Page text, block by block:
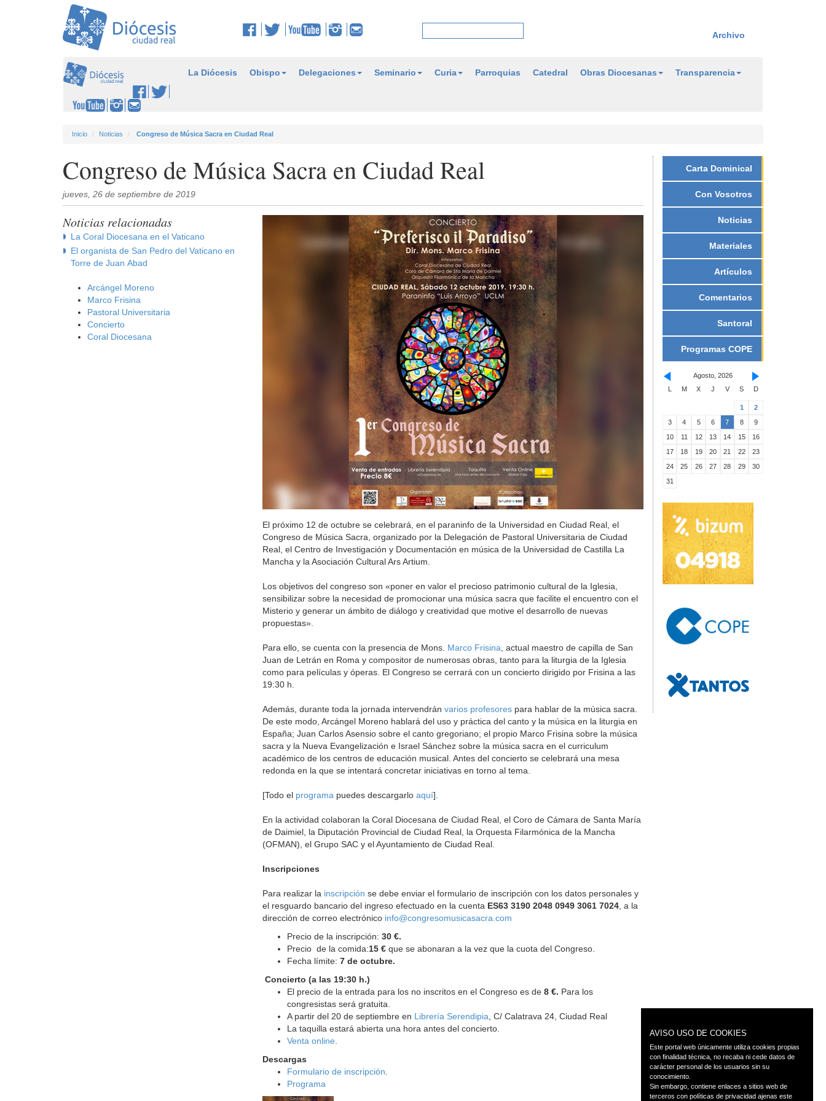
Archivo
La Diócesis Obispo Delegaciones Seminario Curia Parroquias Catedral Obras Diocesanas Transparencia
Inicio Noticias Congreso de Música Sacra en Ciudad Real
Congreso de Música Sacra en Ciudad Real
jueves, 26 de septiembre de 2019
Noticias relacionadas
La Coral Diocesana en el Vaticano
El organista de San Pedro del Vaticano en
Torre de Juan Abad
Arcángel Moreno
Marco Frisina
Pastoral Universitaria
Concierto
Coral Diocesana
El próximo 12 de octubre se celebrará, en el paraninfo de la Universidad en Ciudad Real, el
Congreso de Música Sacra, organizado por la Delegación de Pastoral Universitaria de Ciudad
Real, el Centro de Investigación y Documentación en música de la Universidad de Castilla La
Mancha y la Asociación Cultural Ars Artium.
Los objetivos del congreso son «poner en valor el precioso patrimonio cultural de la Iglesia,
sensibilizar sobre la necesidad de promocionar una música sacra que facilite el encuentro con el
Misterio y generar un ámbito de diálogo y creatividad que motive el desarrollo de nuevas
propuestas».
Para ello, se cuenta con la presencia de Mons. Marco Frisina , actual maestro de capilla de San
Juan de Letrán en Roma y compositor de numerosas obras, tanto para la liturgia de la Iglesia
como para películas y óperas. El Congreso se cerrará con un concierto dirigido por Frisina a las
19:30 h.
Además, durante toda la jornada intervendrán varios profesorespara hablar de la música sacra.
De este modo, Arcángel Moreno hablará del uso y práctica del canto y la música en la liturgia en
España; Juan Carlos Asensio sobre el canto gregoriano; el propio Marco Frisina sobre la música
sacra y la Nueva Evangelización e Israel Sánchez sobre la música sacra en el curriculum
académico de los centros de educación musical. Antes del concierto se celebrará una mesa
redonda en la que se intentará concretar iniciativas en torno al tema.
[Todo el programa puedes descargarlo aquí].
En la actividad colaboran la Coral Diocesana de Ciudad Real, el Coro de Cámara de Santa María
de Daimiel, la Diputación Provincial de Ciudad Real, la Orquesta Filarmónica de la Mancha
(OFMAN), el Grupo SAC y el Ayuntamiento de Ciudad Real.
Inscripciones
Para realizar la inscripción se debe enviar el formulario de inscripción con los datos personales y
el resguardo bancario del ingreso efectuado en la cuenta ES63 3190 2048 0949 3061 7024, a la
dirección de correo electrónico info@congresomusicasacra.com
Precio de la inscripción: 30 €.
Precio de la comida:15 €que se abonaran a la vez que la cuota del Congreso.
Fecha límite: 7 de octubre.
Concierto (a las 19:30 h.)
El precio de la entrada para los no inscritos en el Congreso es de 8 €. Para los
congresistas será gratuita.
A partir del 20 de septiembre en Librería Serendipia , C/ Calatrava 24, Ciudad Real
La taquilla estará abierta una hora antes del concierto.
Venta online
Descargas
Formulario de inscripción
Programa
Carta Dominical
Con Vosotros
Noticias
Materiales
Artículos
Comentarios
Santoral
Programas COPE
Agosto, 2026
L
M X J V S D
1
2
3
4 5 6 7 8
9
10
11 12 13 14 15
16
17
18 19 20 21 22
23
24
25 26 27 28 29
30
31
AVISO USO DE COOKIES
Este portal web únicamente utiliza cookies propias
con finalidad técnica, no recaba ni cede datos de
carácter personal de los usuarios sin su
conocimiento.
Sin embargo, contiene enlaces a sitios web de
terceros con políticas de privacidad ajenas este